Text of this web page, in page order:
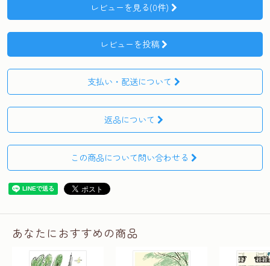
レビューを見る(0件)
レビューを投稿
支払い・配送について
返品について
この商品について問い合わせる
あなたにおすすめの商品